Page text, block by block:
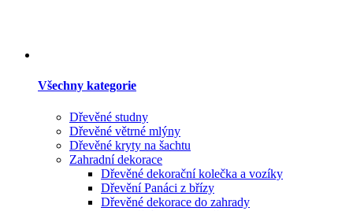
Všechny kategorie
Dřevěné studny
Dřevěné větrné mlýny
Dřevěné kryty na šachtu
Zahradní dekorace
Dřevěné dekorační kolečka a vozíky
Dřevění Panáci z břízy
Dřevěné dekorace do zahrady